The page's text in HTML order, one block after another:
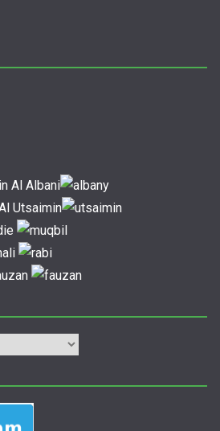
Al Albani
Utsaimin